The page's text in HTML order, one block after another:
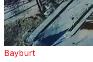
Bayburt